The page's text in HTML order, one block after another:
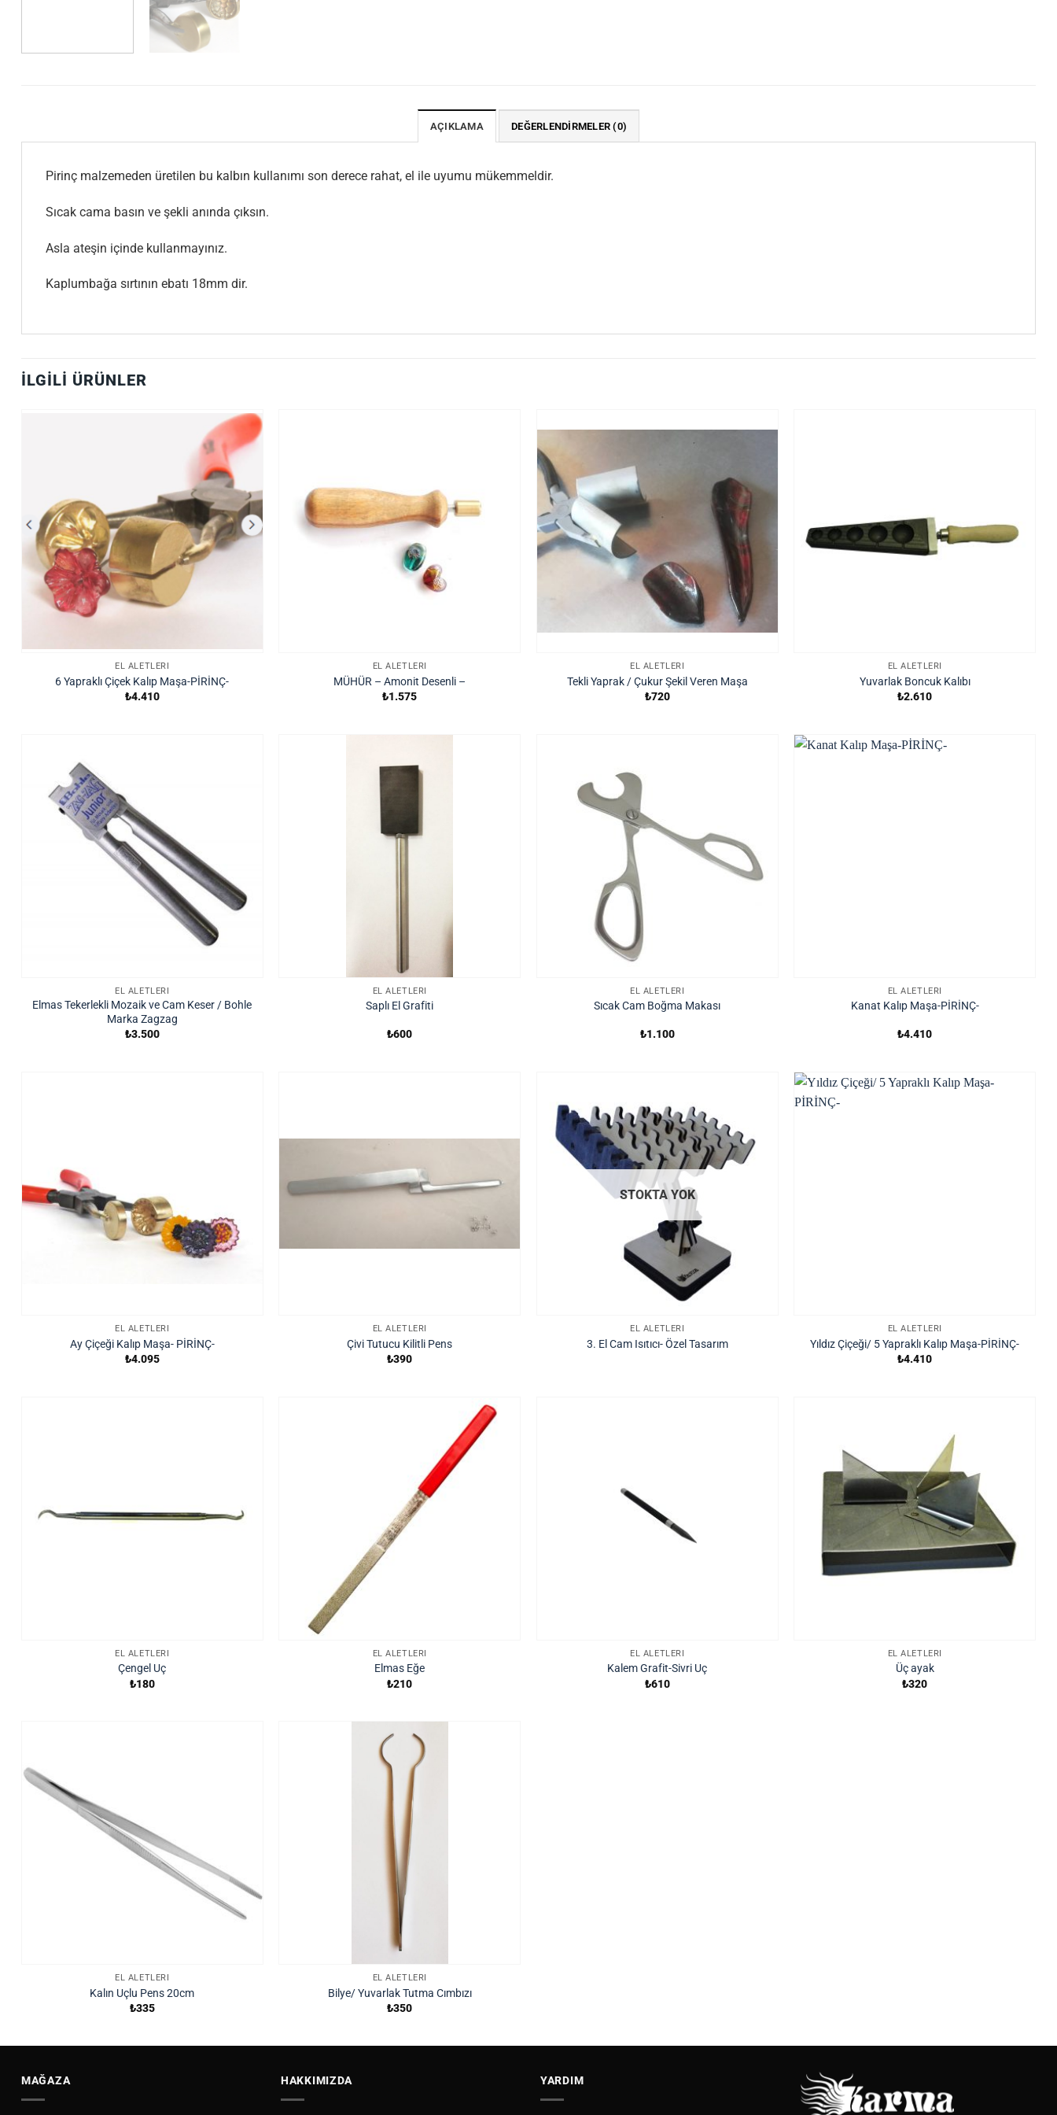
AÇIKLAMA DEĞERLENDIRMELER (0)
Pirinç malzemeden üretilen bu kalbın kullanımı son derece rahat, el ile uyumu mükemmeldir.
Sıcak cama basın ve şekli anında çıksın.
Asla ateşin içinde kullanmayınız.
Kaplumbağa sırtının ebatı 18mm dir.
İLGILI ÜRÜNLER
EL ALETLERI
6 Yapraklı Çiçek Kalıp Maşa-PİRİNÇ-
₺4.410
EL ALETLERI
MÜHÜR – Amonit Desenli –
₺1.575
EL ALETLERI
Tekli Yaprak / Çukur Şekil Veren Maşa
₺720
EL ALETLERI
Yuvarlak Boncuk Kalıbı
₺2.610
EL ALETLERI
Elmas Tekerlekli Mozaik ve Cam Keser / Bohle
Marka Zagzag
₺3.500
EL ALETLERI
Saplı El Grafiti
₺600
EL ALETLERI
Sıcak Cam Boğma Makası
₺1.100
EL ALETLERI
Kanat Kalıp Maşa-PİRİNÇ-
₺4.410
EL ALETLERI
Ay Çiçeği Kalıp Maşa- PİRİNÇ-
₺4.095
EL ALETLERI
Çivi Tutucu Kilitli Pens
₺390
STOKTA YOK
EL ALETLERI
3. El Cam Isıtıcı- Özel Tasarım
EL ALETLERI
Yıldız Çiçeği/ 5 Yapraklı Kalıp Maşa-PİRİNÇ-
₺4.410
EL ALETLERI
Çengel Uç
₺180
EL ALETLERI
Elmas Eğe
₺210
EL ALETLERI
Kalem Grafit-Sivri Uç
₺610
EL ALETLERI
Üç ayak
₺320
EL ALETLERI
Kalın Uçlu Pens 20cm
₺335
EL ALETLERI
Bilye/ Yuvarlak Tutma Cımbızı
₺350
MAĞAZA HAKKIMIZDA YARDIM